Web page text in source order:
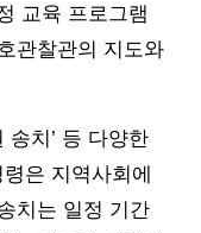
교육 프로그램
관찰관의 지도와
송치’ 등 다양한
은 지역사회에
치는 일정 기간